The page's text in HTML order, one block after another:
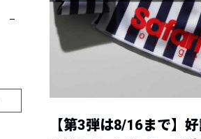
【第3弾は8/16まで】